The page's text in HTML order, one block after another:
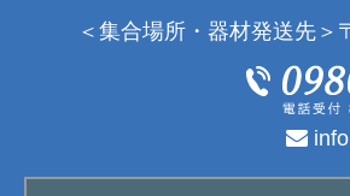
＜集合場所・器材発送先